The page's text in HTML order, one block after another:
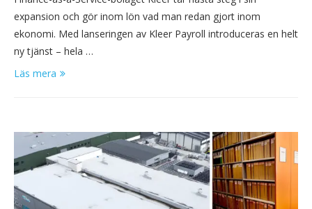
expansion och gör inom lön vad man redan gjort inom
ekonomi. Med lanseringen av Kleer Payroll introduceras en helt
ny tjänst – hela …
Läs mera